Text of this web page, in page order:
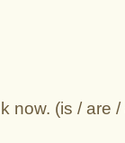
now. (is / are /